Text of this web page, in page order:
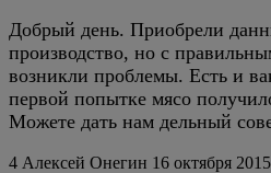
Добрый день. Приобрели
производство, но с
возникли проблемы. Есть и
первой попытке мясо
Можете дать нам дельный
4 Алексей Онегин 16 октября 2015